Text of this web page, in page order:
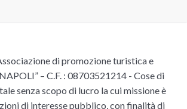
di promozione turistica e
– C.F. : 08703521214 - Cose di
senza scopo di lucro la cui missione è
di interesse pubblico, con finalità di